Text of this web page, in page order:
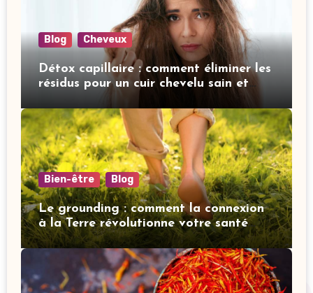
Blog Cheveux
Détox capillaire : comment éliminer les
résidus pour un cuir chevelu sain et
Bien-être Blog
Le grounding : comment la connexion
à la Terre révolutionne votre santé
mentale